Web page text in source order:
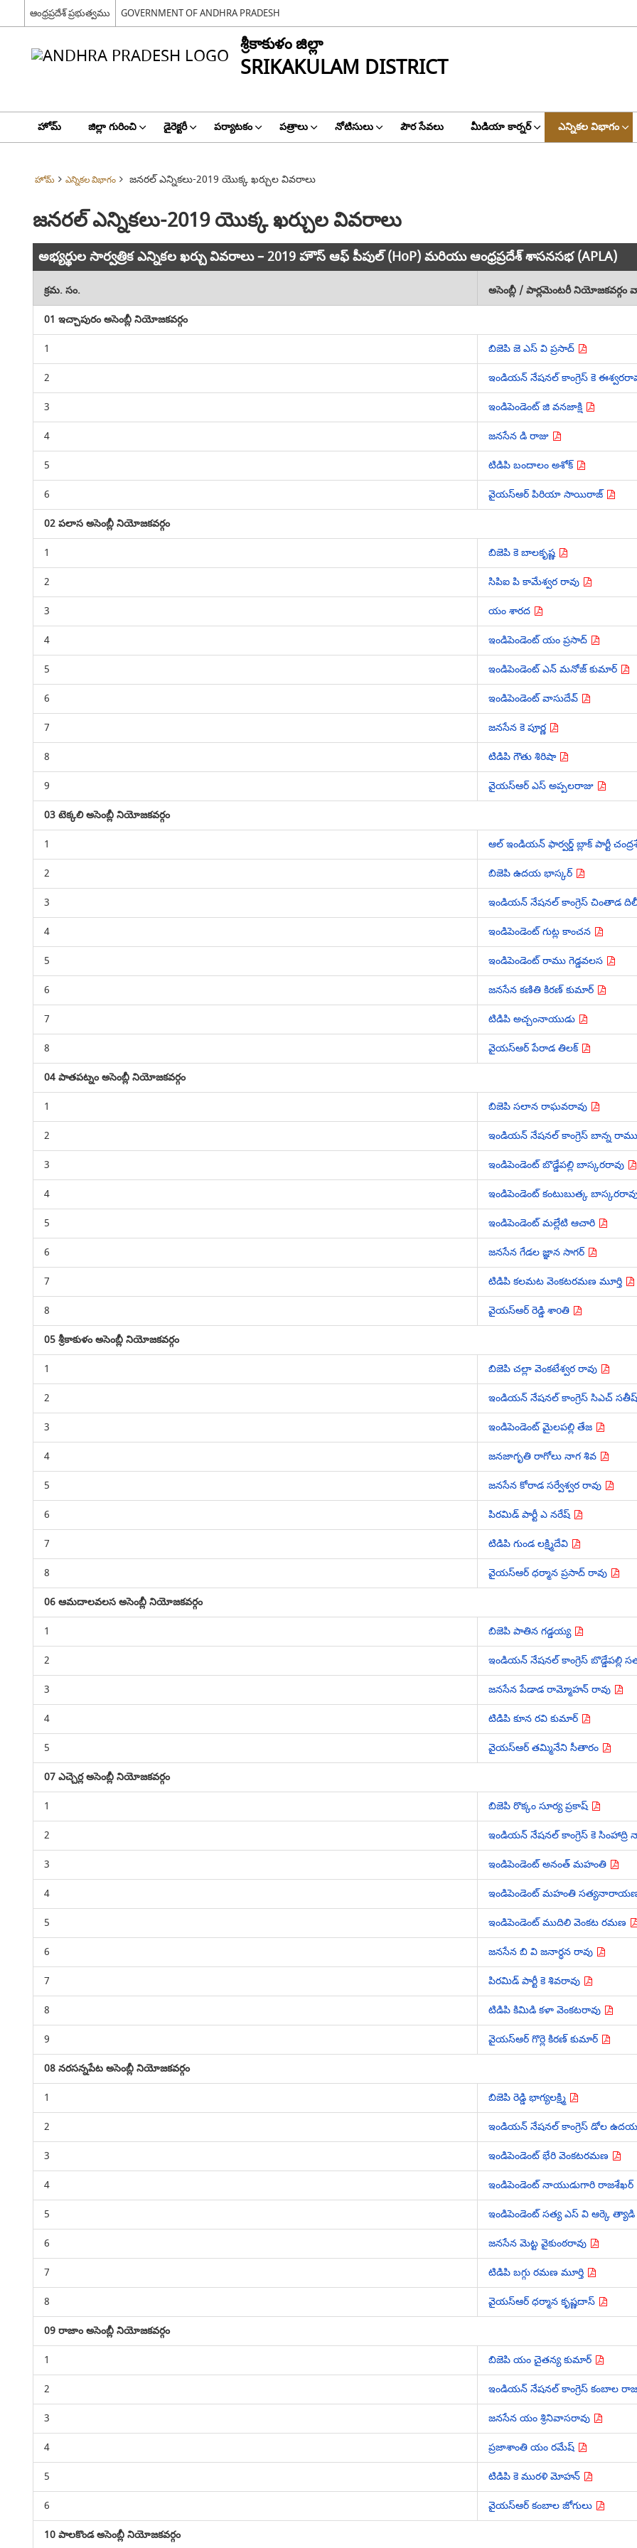
ఆంధ్రప్రదేశ్ ప్రభుత్వము GOVERNMENT OF ANDHRA PRADESH
శ్రీకాకుళం జిల్లా
SRIKAKULAM DISTRICT
హోమ్ జిల్లా గురించి డైరెక్టరీ పర్యాటకం పత్రాలు నోటిసులు పౌర సేవలు మీడియా కార్నర్ ఎన్నికల విభాగం
హోమ్ ఎన్నికల విభాగం జనరల్ ఎన్నికలు-2019 యొక్క ఖర్చుల వివరాలు
జనరల్ ఎన్నికలు-2019 యొక్క ఖర్చుల వివరాలు
అభ్యర్థుల సార్వత్రిక ఎన్నికల ఖర్చు వివరాలు – 2019 హౌస్ ఆఫ్ పీపుల్ (HoP) మరియు ఆంధ్రప్రదేశ్ శాసనసభ (APLA)
క్రమ. సం.
అసెంబ్లీ / పార్లమెంటరీ నియోజకవర్గం
01 ఇచ్చాపురం అసెంబ్లీ నియోజకవర్గం
1
బిజెపి జె ఎస్ వి ప్రసాద్
2
ఇండియన్ నేషనల్ కాంగ్రెస్ కె
3
ఇండిపెండెంట్ జి వనజాక్షి
4
జనసేన డి రాజు
5
టిడిపి బందాలం అశోక్
6
వైయస్ఆర్ పిరియా సాయిరాజ్
02 పలాస అసెంబ్లీ నియోజకవర్గం
1
బిజెపి కె బాలకృష్ణ
2
సిపిఐ పి కామేశ్వర రావు
3
యం శారద
4
ఇండిపెండెంట్ యం ప్రసాద్
5
ఇండిపెండెంట్ ఎన్ మనోజ్ కుమార్
6
ఇండిపెండెంట్ వాసుదేవ్
7
జనసేన కె పూర్ణ
8
టిడిపి గౌతు శిరిషా
9
వైయస్ఆర్ ఎస్ అప్పలరాజు
03 టెక్కలి అసెంబ్లీ నియోజకవర్గం
1
ఆల్ ఇండియన్ ఫార్వర్డ్ బ్లాక్ పార్టీ
2
బిజెపి ఉదయ భాస్కర్
3
ఇండియన్ నేషనల్ కాంగ్రెస్ చింతాడ
4
ఇండిపెండెంట్ గుట్ల కాంచన
5
ఇండిపెండెంట్ రాము గెడ్డవలస
6
జనసేన కణితి కిరణ్ కుమార్
7
టిడిపి అచ్చంనాయుడు
8
వైయస్ఆర్ పేరాడ తిలక్
04 పాతపట్నం అసెంబ్లీ నియోజకవర్గం
1
బిజెపి సలాన రాఘవరావు
2
ఇండియన్ నేషనల్ కాంగ్రెస్ బాన్న
3
ఇండిపెండెంట్ బొడ్డేపల్లి బాస్కరరావు
4
ఇండిపెండెంట్ కంటుబుత్క
5
ఇండిపెండెంట్ మల్లేటి ఆచారి
6
జనసేన గేడల జ్ఞాన సాగర్
7
టిడిపి కలమట వెంకటరమణ మూర్తి
8
వైయస్ఆర్ రెడ్డి శాoతి
05 శ్రీకాకుళం అసెంబ్లీ నియోజకవర్గం
1
బిజెపి చల్లా వెంకటేశ్వర రావు
2
ఇండియన్ నేషనల్ కాంగ్రెస్ సిఎచ్
3
ఇండిపెండెంట్ మైలపల్లి తేజ
4
జనజాగృతి రాగోలు నాగ శివ
5
జనసేన కోరాడ సర్వేశ్వర రావు
6
పిరమిడ్ పార్టీ ఎ నరేష్
7
టిడిపి గుండ లక్ష్మిదేవి
8
వైయస్ఆర్ ధర్మాన ప్రసాద్ రావు
06 ఆమదాలవలస అసెంబ్లీ నియోజకవర్గం
1
బిజెపి పాతిన గడ్డయ్య
2
ఇండియన్ నేషనల్ కాంగ్రెస్ బొడ్డేపల్లి
3
జనసేన పేడాడ రామ్మోహన్ రావు
4
టిడిపి కూన రవి కుమార్
5
వైయస్ఆర్ తమ్మినేని సీతారం
07 ఎచ్చెర్ల అసెంబ్లీ నియోజకవర్గం
1
బిజెపి రొక్కం సూర్య ప్రకాష్
2
ఇండియన్ నేషనల్ కాంగ్రెస్ కె
3
ఇండిపెండెంట్ అనంత్ మహంతి
4
ఇండిపెండెంట్ మహంతి
5
ఇండిపెండెంట్ ముదిలి వెంకట రమణ
6
జనసేన బి వి జనార్ధన రావు
7
పిరమిడ్ పార్టీ కె శివరావు
8
టిడిపి కిమిడి కళా వెంకటరావు
9
వైయస్ఆర్ గొర్లె కిరణ్ కుమార్
08 నరసన్నపేట అసెంబ్లీ నియోజకవర్గం
1
బిజెపి రెడ్డి భాగ్యలక్ష్మి
2
ఇండియన్ నేషనల్ కాంగ్రెస్ డోల
3
ఇండిపెండెంట్ భేరి వెంకటరమణ
4
ఇండిపెండెంట్ నాయుడుగారి రాజశేఖర్
5
ఇండిపెండెంట్ సత్య ఎస్ వి ఆర్కె
6
జనసేన మెట్ట వైకుంఠరావు
7
టిడిపి బగ్గు రమణ మూర్తి
8
వైయస్ఆర్ ధర్మాన కృష్ణదాస్
09 రాజాం అసెంబ్లీ నియోజకవర్గం
1
బిజెపి యం చైతన్య కుమార్
2
ఇండియన్ నేషనల్ కాంగ్రెస్ కంబాల
3
జనసేన యం శ్రినివాసరావు
4
ప్రజాశాంతి యం రమేష్
5
టిడిపి కె మురళి మోహన్
6
వైయస్ఆర్ కంబాల జోగులు
10 పాలకొండ అసెంబ్లీ నియోజకవర్గం